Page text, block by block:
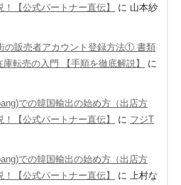
【公式パートナー直伝】
に 山本紗
の販売者アカウント登録方法① 書類
転売の入門 【手順を徹底解説】
に
での韓国輸出の始め方（出店方
【公式パートナー直伝】
に フジT
での韓国輸出の始め方（出店方
【公式パートナー直伝】
に
上村な